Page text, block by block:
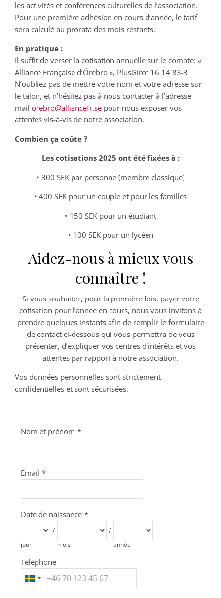
les activités et conférences culturelles de l’association.
Pour une première adhésion en cours d’année, le tarif
sera calculé au prorata des mois restants.
En pratique :
Il suffit de verser la cotisation annuelle sur le compte: «
Alliance Française d’Örebro », PlusGirot 16 14 83-3
N’oubliez pas de mettre votre nom et votre adresse sur
le talon, et n’hésitez pas à nous contacter à l’adresse
mail orebro@alliancefr.se pour nous exposer vos
attentes vis-à-vis de notre association.
Combien ça coûte ?
Les cotisations 2025 ont été fixées à :
• 300 SEK par personne (membre classique)
• 400 SEK pour un couple et pour les familles
• 150 SEK pour un étudiant
• 100 SEK pour un lycéen
Aidez-nous à mieux vous
connaître !
Si vous souhaitez, pour la première fois, payer votre
cotisation pour l’année en cours, nous vous invitons à
prendre quelques instants afin de remplir le formulaire
de contact ci-dessous qui vous permettra de vous
présenter, d’expliquer vos centres d’intérêts et vos
attentes par rapport à notre association.
Vos données personnelles sont strictement
confidentielles et sont sécurisées.
Nom et prénom *
Email *
Date de naissance *
jour
/
mois
/
année
Téléphone